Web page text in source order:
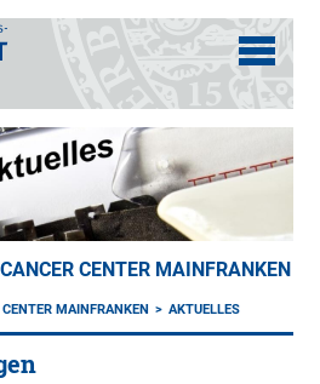
CENTER MAINFRANKEN
MAINFRANKEN AKTUELLES